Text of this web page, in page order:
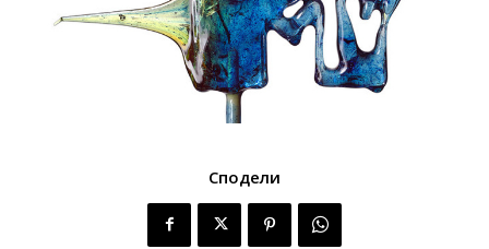
Сподели